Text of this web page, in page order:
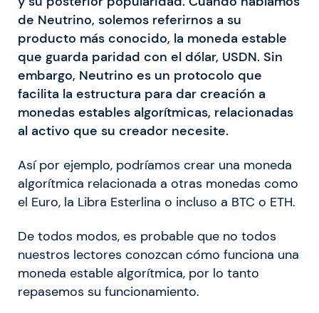
de Neutrino, solemos referirnos a su
producto más conocido, la moneda estable
que guarda paridad con el dólar, USDN. Sin
embargo, Neutrino es un protocolo que
facilita la estructura para dar creación a
monedas estables algorítmicas, relacionadas
al activo que su creador necesite.
Así por ejemplo, podríamos crear una moneda
algorítmica relacionada a otras monedas como
el Euro, la Libra Esterlina o incluso a BTC o ETH.
De todos modos, es probable que no todos
nuestros lectores conozcan cómo funciona una
moneda estable algorítmica, por lo tanto
repasemos su funcionamiento.